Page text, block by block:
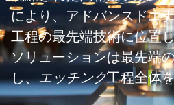
により、アドバンスドエ
工程の最先端技術に位置
ソリューションは最先端
し、エッチング工程全体
供給と制御を提供します